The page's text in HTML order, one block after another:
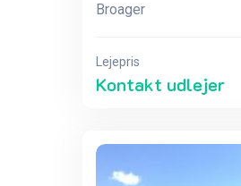
Broager
Lejepris
Kontakt udlejer